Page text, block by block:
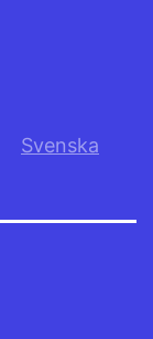
Svenska